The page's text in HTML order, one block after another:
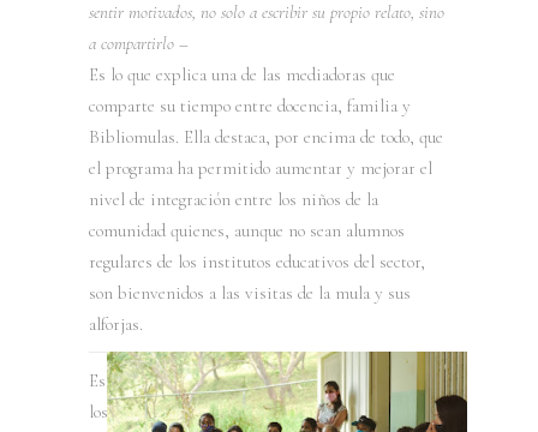
sentir motivados, no solo a escribir su propio relato, sino
a compartirlo –
Es lo que explica una de las mediadoras que
comparte su tiempo entre docencia, familia y
Bibliomulas. Ella destaca, por encima de todo, que
el programa ha permitido aumentar y mejorar el
nivel de integración entre los niños de la
comunidad quienes, aunque no sean alumnos
regulares de los institutos educativos del sector,
son bienvenidos a las visitas de la mula y sus
alforjas.
Esa integración ha logrado además un impacto en
los representantes. Gracias a dinámicas y talleres